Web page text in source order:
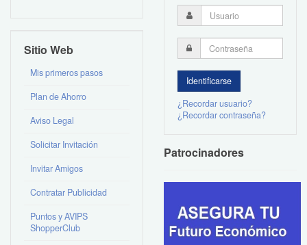
Sitio Web
Mis primeros pasos
Plan de Ahorro
Aviso Legal
Solicitar Invitación
Invitar Amigos
Contratar Publicidad
Puntos y AVIPS
ShopperClub
¿Recordar usuario?
¿Recordar contraseña?
Patrocinadores